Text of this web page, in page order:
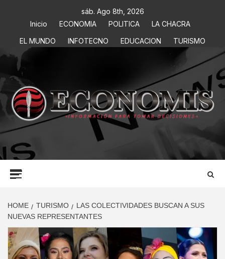
sáb. Ago 8th, 2026
Inicio
ECONOMIA POLITICA
LA CHACRA
EL MUNDO
INFOTECNO EDUCACION TURISMO
ECONOMIS
INFORMACIÓN PARA TOMAR DECISIONES
HOME TURISMO
LAS COLECTIVIDADES BUSCAN A SUS
NUEVAS REPRESENTANTES